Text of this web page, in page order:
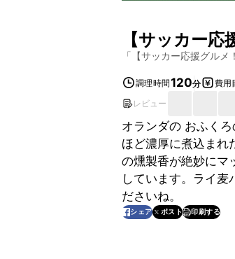
【サッカー
「 【サッカー応援グル
調理時間120分 費用
レビュー
オランダの おふく
ほど濃厚に煮込まれ
の燻製香が絶妙にマ
しています。ライ麦
ださいね。
シェア ポスト 印刷する